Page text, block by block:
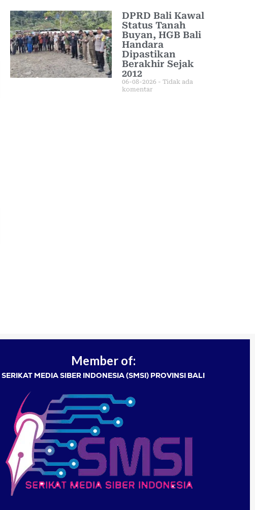
DPRD Bali Kawal
Status Tanah
Buyan, HGB Bali
Handara
Dipastikan
Berakhir Sejak
2012
06-08-2026
Tidak ada
komentar
Member of:
SERIKAT MEDIA SIBER INDONESIA (SMSI) PROVINSI BALI